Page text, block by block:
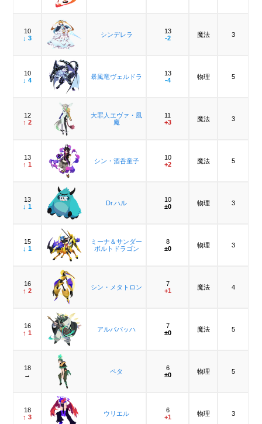
10
↓ 3
シンデレラ
13
-2
魔法 3
10
↓ 4
暴風竜ヴェルドラ
13
-4
物理 5
12
↑ 2
大罪人エヴァ・風
魔
11
+3
魔法 3
13
↑ 1
シン・酒呑童子
10
+2
魔法 5
13
↓ 1
Dr.ハル
10
±0
物理 3
15
↓ 1
ミーナ＆サンダー
ボルトドラゴン
8
±0
物理 3
16
↑ 2
シン・メタトロン
7
+1
魔法 4
16
↑ 1
アルババッハ
7
±0
魔法 5
18
→
ペタ
6
±0
物理 5
18
↑ 3
ウリエル
6
+1
物理 3